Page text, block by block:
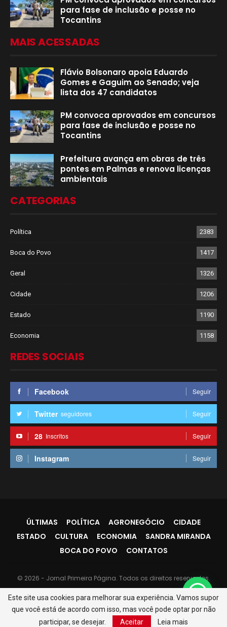
para fase de inclusão e posse no
Tocantins
MAIS ACESSADAS
Flávio Bolsonaro apoia Eduardo
Gomes e Gaguim ao Senado; veja
lista dos 47 candidatos
PM convoca aprovados em concursos
para fase de inclusão e posse no
Tocantins
Prefeitura avança em obras de três
pontes em Palmas e renova licenças
ambientais
CATEGORIAS
Política 2383
Boca do Povo 1417
Geral 1326
Cidade 1206
Estado 1190
Economia 1158
REDES SOCIAIS
Facebook Seguir
Twitter seguidores Seguir
28 Inscritos Seguir
Instagram Seguir
ÚLTIMAS POLÍTICA AGRONEGÓCIO
CIDADE
ESTADO
CULTURA ECONOMIA
SANDRA MIRANDA
BOCA DO POVO
CONTATOS
© 2026 - Jornal Primeira Página. Todos os direitos reservados.
Este site usa cookies para melhorar sua experiência. Vamos supor
que você está de acordo com isso, mas você pode optar por não
participar, se desejar.
Aceitar Leia mais